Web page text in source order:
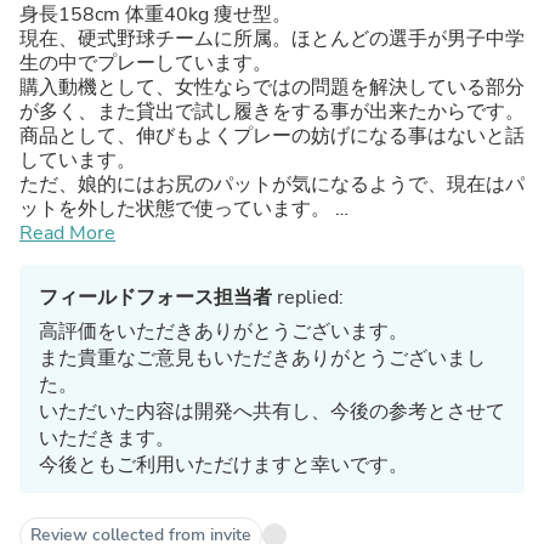
身長158cm 体重40kg 痩せ型。
現在、硬式野球チームに所属。ほとんどの選手が男子中学
生の中でプレーしています。
購入動機として、女性ならではの問題を解決している部分
が多く、また貸出で試し履きをする事が出来たからです。
商品として、伸びもよくプレーの妨げになる事はないと話
しています。
ただ、娘的にはお尻のパットが気になるようで、現在はパ
ットを外した状態で使っています。
少年野球をしている時から、お尻の皮が剥ける事はなかっ
膝の部分に厚みがある方が使い勝手が良さそうだと話して
いました。
Read More
フィールドフォース担当者 replied:
高評価をいただきありがとうございます。
また貴重なご意見もいただきありがとうございまし
た。
いただいた内容は開発へ共有し、今後の参考とさせて
いただきます。
今後ともご利用いただけますと幸いです。
Review collected from invite